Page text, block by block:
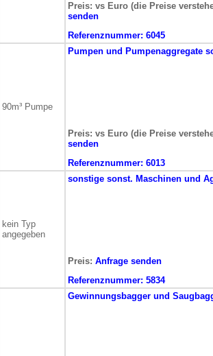
Preis: vs Euro (die Preise
senden
Referenznummer: 6045
90m³ Pumpe
Pumpen und Pumpenaggregate
Preis: vs Euro (die Preise
senden
Referenznummer: 6013
kein Typ
angegeben
sonstige sonst. Maschinen und
Preis: Anfrage senden
Referenznummer: 5834
Gewinnungsbagger und